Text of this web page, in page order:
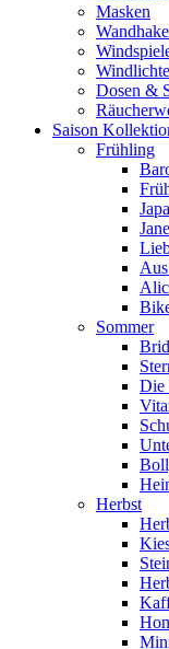
Masken
Dosen &
Saison
Frühling
Sommer
Die
Herbst